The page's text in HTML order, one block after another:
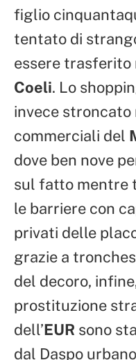
figlio
tentato di
essere trasferito
Coeli. Lo
invece stroncato
commerciali del
dove ben nove
sul fatto mentre
le barriere con
privati delle
grazie a
del decoro,
prostituzione
dell’EUR sono
dal Daspo